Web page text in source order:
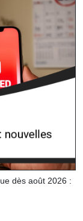
dès août 2026 :